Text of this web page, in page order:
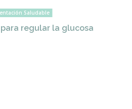
Saludable
regular la glucosa